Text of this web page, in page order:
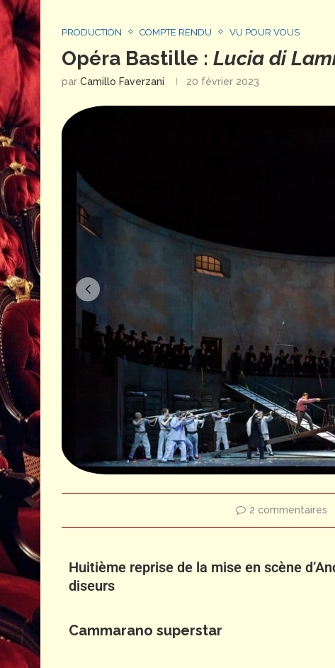
PRODUCTION COMPTE RENDU VU POUR VOUS
Opéra Bastille : Lucia di
par Camillo Faverzani 20 février 2023
© Émilie Brouchon – Opéra national de Paris
de Paris
2 commentaires
Huitième reprise de la mise en scène
diseurs
Cammarano superstar